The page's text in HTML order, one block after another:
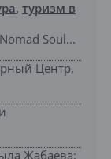
, туризм в
Soul...
Центр,
Жабаева: